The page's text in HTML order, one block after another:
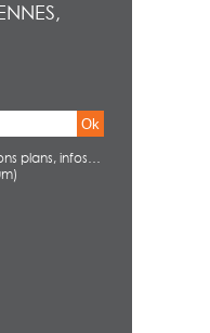
Ok
plans, infos…